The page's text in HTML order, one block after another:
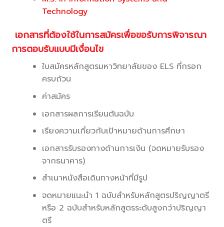
Technology
เอกสารที่ต้องใช้ในการสมัครเพื่อขอรับการพิจารณา
การตอบรับแบบมีเงื่อนไข
ใบสมัครหลักสูตรมหาวิทยาลัยของ ELS ที่กรอก
ครบถ้วน
ค่าสมัคร
เอกสารผลการเรียนต้นฉบับ
เรียงความเกี่ยวกับเป้าหมายด้านการศึกษา
เอกสารรับรองทางด้านการเงิน (จดหมายรับรอง
จากธนาคาร)
สำเนาหนังสือเดินทางหน้าที่มีรูป
จดหมายแนะนำ 1 ฉบับสำหรับหลักสูตรปริญญาตรี
หรือ 2 ฉบับสำหรับหลักสูตรระดับสูงกว่าปริญญา
ตรี